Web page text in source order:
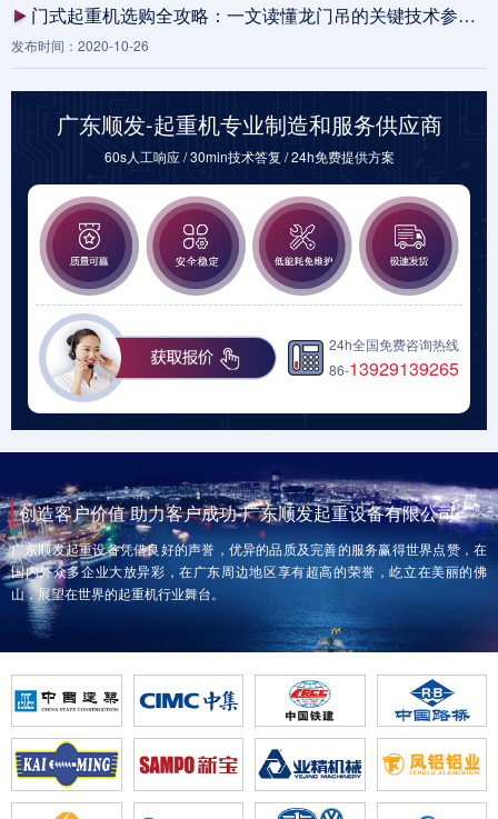
门式起重机选购全攻略：一文读懂龙门吊的关键技术参数与选型要点
发布时间：2020-10-26
广东顺发-起重机专业制造和服务供应商
60s人工响应 / 30min技术答复 / 24h免费提供方案
24h全国免费咨询热线
86-13929139265
创造客户价值 助力客户成功-广东顺发起重设备有限公司
广东顺发起重设备凭借良好的声誉，优异的品质及完善的服务赢得世界点赞，在
国内外众多企业大放异彩，在广东周边地区享有超高的荣誉，屹立在美丽的佛
山，展望在世界的起重机行业舞台。